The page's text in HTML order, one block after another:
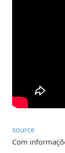
source
Com